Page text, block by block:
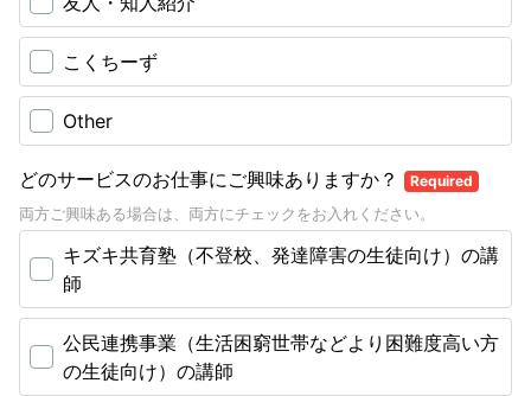
こくちーず
Other
どのサービスのお仕事にご興味ありますか？ Required
両方ご興味ある場合は、両方にチェックをお入れください。
キズキ共育塾（不登校、発達障害の生徒向け）の講
師
公民連携事業（生活困窮世帯などより困難度高い方
の生徒向け）の講師